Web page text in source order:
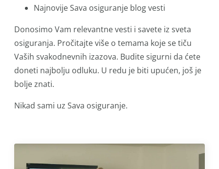
Najnovije Sava osiguranje blog vesti
Donosimo Vam relevantne vesti i savete iz sveta
osiguranja. Pročitajte više o temama koje se tiču
Vaših svakodnevnih izazova. Budite sigurni da ćete
doneti najbolju odluku. U redu je biti upućen, još je
bolje znati.
Nikad sami uz Sava osiguranje.